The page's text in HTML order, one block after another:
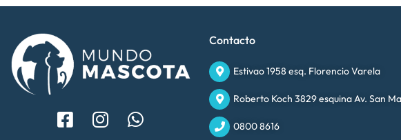
Contacto
Estivao 1958 esq. Florencio Varela
Roberto Koch 3829 esquina Av. San
0800 8616